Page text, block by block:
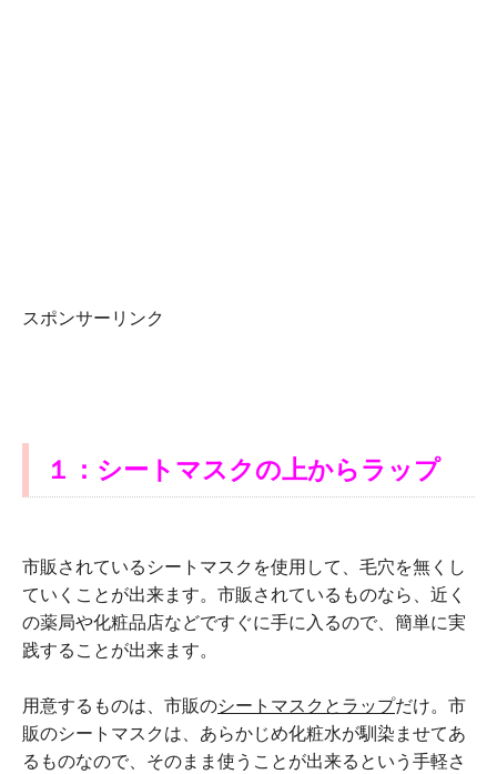
スポンサーリンク
１：シートマスクの上からラップ
市販されているシートマスクを使用して、毛穴を無くし
ていくことが出来ます。市販されているものなら、近く
の薬局や化粧品店などですぐに手に入るので、簡単に実
践することが出来ます。
用意するものは、市販のシートマスクとラップだけ。市
販のシートマスクは、あらかじめ化粧水が馴染ませてあ
るものなので、そのまま使うことが出来るという手軽さ